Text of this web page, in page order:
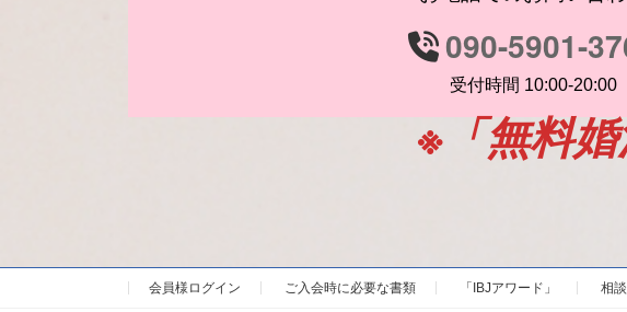
090-5901-
受付時間 10:00-20:00
※「無料
会員様ログイン ご入会時に必要な書類 「IBJアワード」 相